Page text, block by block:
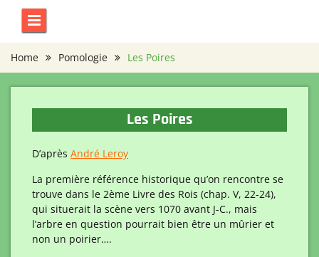
content
Home
Pomologie Les Poires
Les Poires
D’après André Leroy
La première référence historique qu’on rencontre se
trouve dans le 2ème Livre des Rois (chap. V, 22-24),
qui situerait la scène vers 1070 avant J-C., mais
l’arbre en question pourrait bien être un mûrier et
non un poirier….